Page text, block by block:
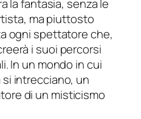
la fantasia, senza le
ma piuttosto
ogni spettatore che,
i suoi percorsi
In un mondo in cui
intrecciano, un
di un misticismo